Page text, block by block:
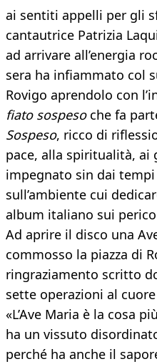
ai sentiti appelli per gli
cantautrice Patrizia
ad arrivare all’energia
sera ha infiammato col
Rovigo aprendolo con
fiato sospesoche fa
Sospeso, ricco di
pace, alla spiritualità, ai
impegnato sin dai
sull’ambiente cui
album italiano sui
Ad aprire il disco una
commosso la piazza di
ringraziamento scritto
sette operazioni al
«L’Ave Maria è la cosa
ha un vissuto
perché ha anche il